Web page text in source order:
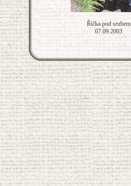
Říčka pod srubem
07.09.2003